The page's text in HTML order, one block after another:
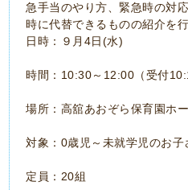
急手当のやり方、緊急時の対
時に代替できるものの紹介を行
日時：９月4日(水)
時間：10:30～12:00（受付
場所：高舘あおぞら保育園ホ
対象：0歳児～未就学児のお
定員：20組